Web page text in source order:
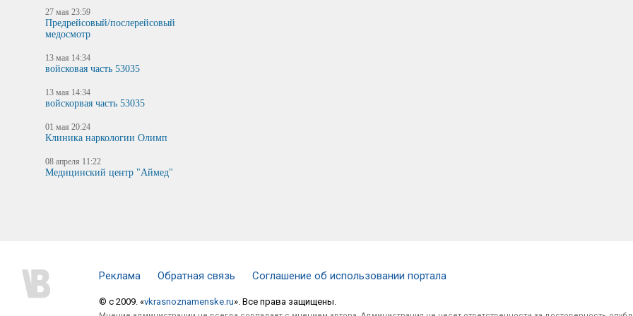
27 мая 23:59
Предрейсовый/послерейсовый
медосмотр
13 мая 14:34
войсковая часть 53035
13 мая 14:34
войскорвая часть 53035
01 мая 20:24
Клиника наркологии Олимп
08 апреля 11:22
Медицинский центр "Аймед"
Реклама Обратная связь Соглашение об использовании портала
© c 2009. «vkrasnoznamenske.ru». Все права защищены.